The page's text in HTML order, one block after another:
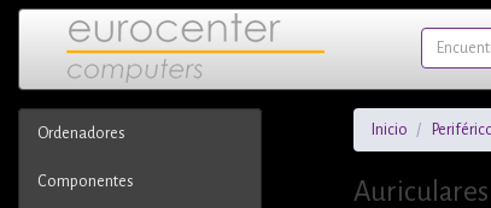
Ordenadores
Componentes
Inicio
Auriculares